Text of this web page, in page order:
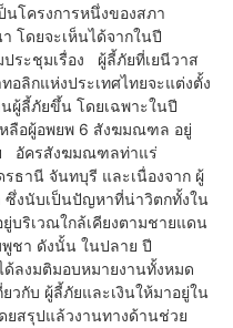
นโครงการหนึ่งของสภา
โดยจะเห็นได้จากในปี
ระชุมเรื่อง ผู้ลี้ภัยที่เยนีวาส
ลิกแห่งประเทศไทยจะแต่งตั้ง
ผู้ลี้ภัยขึ้น โดยเฉพาะในปี
ลือผู้อพยพ 6 สังฆมณฑล อยู่
อัครสังฆมณฑลท่าแร่
ธานี จันทบุรี และเนื่องจาก ผู้
ซึ่งนับเป็นปัญหาที่น่าวิตกทั้งใน
บริเวณใกล้เคียงตามชายแดน
ชา ดังนั้น ในปลาย ปี
ลงมติมอบหมายงานทั้งหมด
วกับ ผู้ลี้ภัยและเงินให้มาอยู่ใน
ยสรุปแล้วงานทางด้านช่วย